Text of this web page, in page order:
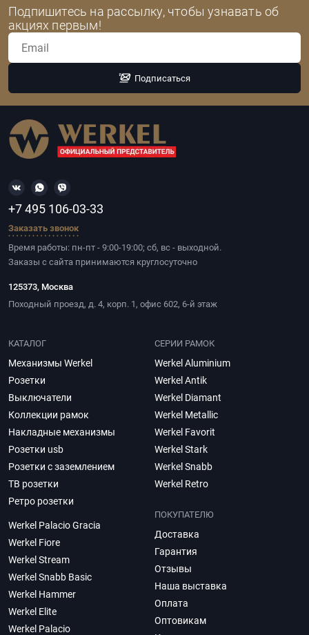
Подпишитесь на рассылку, чтобы узнавать об
акциях первым!
Подписаться
+7 495 106-03-33
Заказать звонок
Время работы: пн-пт - 9:00-19:00; сб, вс - выходной.
Заказы с сайта принимаются круглосуточно
125373, Москва
Походный проезд, д. 4, корп. 1, офис 602, 6-й этаж
КАТАЛОГ
Механизмы Werkel
Розетки
Выключатели
Коллекции рамок
Накладные механизмы
Розетки usb
Розетки с заземлением
ТВ розетки
Ретро розетки
СЕРИИ РАМОК
Werkel Aluminium
Werkel Antik
Werkel Diamant
Werkel Metallic
Werkel Favorit
Werkel Stark
Werkel Snabb
Werkel Retro
Werkel Palacio Gracia
Werkel Fiore
Werkel Stream
Werkel Snabb Basic
Werkel Hammer
Werkel Elite
Werkel Palacio
ПОКУПАТЕЛЮ
Доставка
Гарантия
Отзывы
Наша выставка
Оплата
Оптовикам